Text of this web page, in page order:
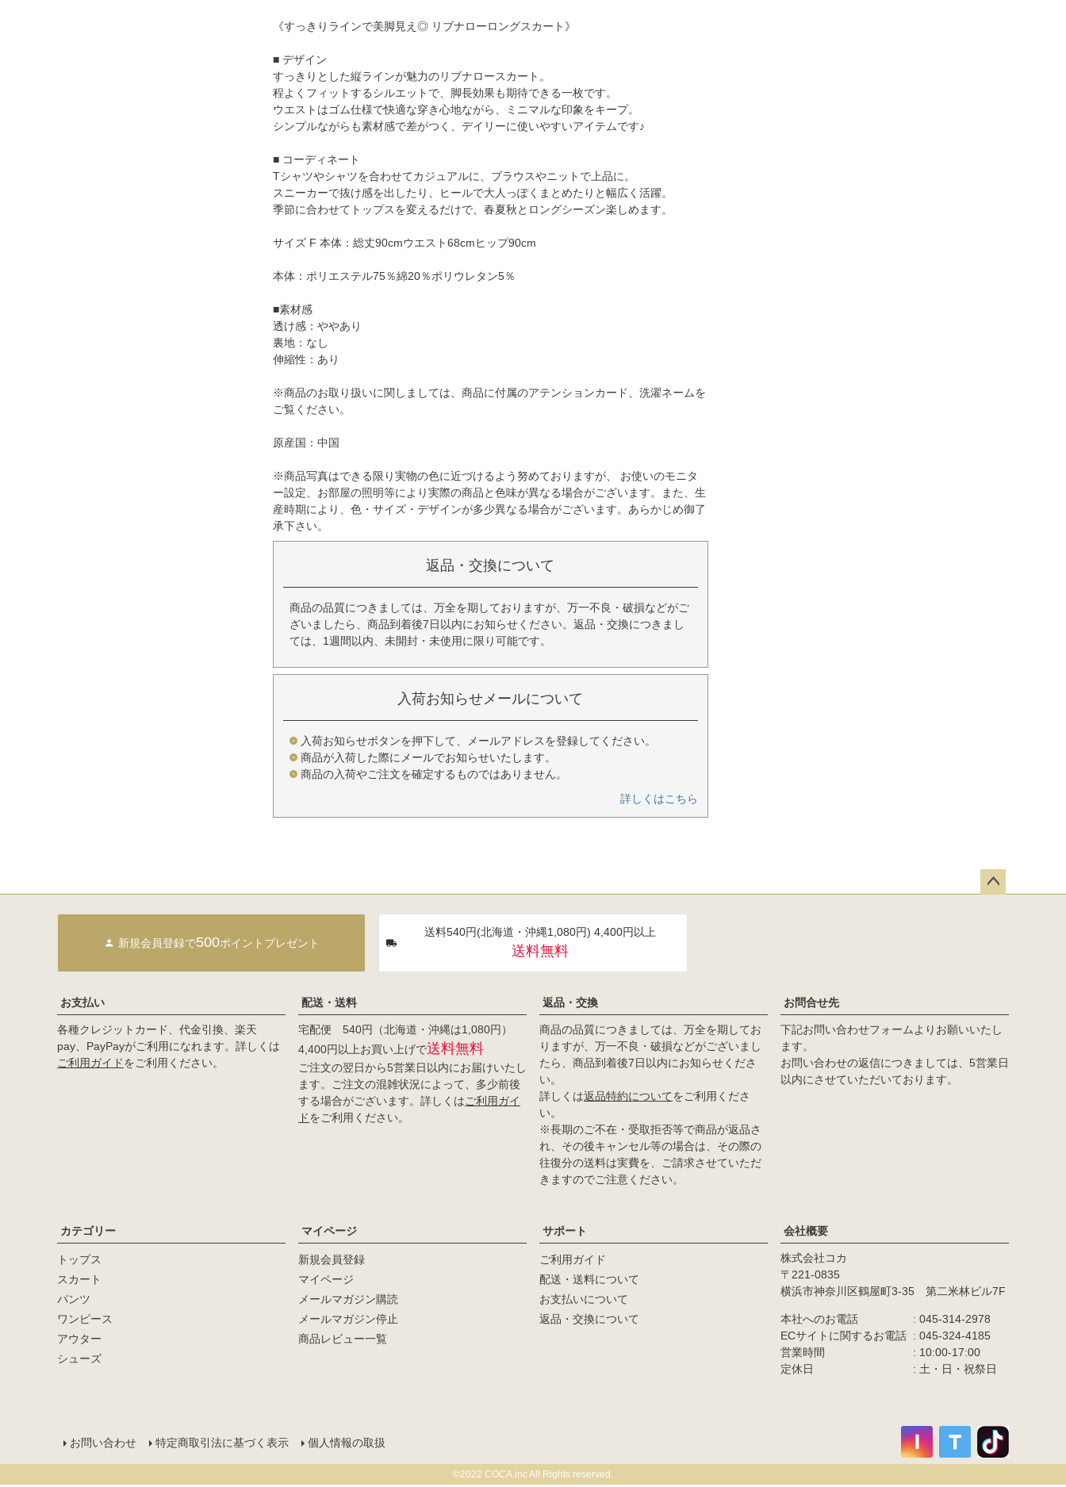
《すっきりラインで美脚見え◎ リブナローロングスカート》
■ デザイン
すっきりとした縦ラインが魅力のリブナロースカート。
程よくフィットするシルエットで、脚長効果も期待できる一枚です。
ウエストはゴム仕様で快適な穿き心地ながら、ミニマルな印象をキープ。
シンプルながらも素材感で差がつく、デイリーに使いやすいアイテムです♪
■ コーディネート
Tシャツやシャツを合わせてカジュアルに、ブラウスやニットで上品に。
スニーカーで抜け感を出したり、ヒールで大人っぽくまとめたりと幅広く活躍。
季節に合わせてトップスを変えるだけで、春夏秋とロングシーズン楽しめます。
サイズ F 本体：総丈90cmウエスト68cmヒップ90cm
本体：ポリエステル75％綿20％ポリウレタン5％
■素材感
透け感：ややあり
裏地：なし
伸縮性：あり
※商品のお取り扱いに関しましては、商品に付属のアテンションカード、洗濯ネームを
ご覧ください。
原産国：中国
※商品写真はできる限り実物の色に近づけるよう努めておりますが、 お使いのモニタ
ー設定、お部屋の照明等により実際の商品と色味が異なる場合がございます。また、生
産時期により、色・サイズ・デザインが多少異なる場合がございます。あらかじめ御了
承下さい。
返品・交換について
商品の品質につきましては、万全を期しておりますが、万一不良・破損などがご
ざいましたら、商品到着後7日以内にお知らせください。返品・交換につきまし
ては、1週間以内、未開封・未使用に限り可能です。
入荷お知らせメールについて
入荷お知らせボタンを押下して、メールアドレスを登録してください。
商品が入荷した際にメールでお知らせいたします。
商品の入荷やご注文を確定するものではありません。
詳しくはこちら
新規会員登録で500ポイントプレゼント
送料540円(北海道・沖縄1,080円) 4,400円以上
送料無料
お支払い
各種クレジットカード、代金引換、楽天
pay、PayPayがご利用になれます。詳しくは
ご利用ガイドをご利用ください。
配送・送料
宅配便 540円（北海道・沖縄は1,080円）
4,400円以上お買い上げで送料無料
ご注文の翌日から5営業日以内にお届けいたし
ます。ご注文の混雑状況によって、多少前後
する場合がございます。詳しくはご利用ガイ
ドをご利用ください。
返品・交換
商品の品質につきましては、万全を期してお
りますが、万一不良・破損などがございまし
たら、商品到着後7日以内にお知らせくださ
い。
詳しくは返品特約についてをご利用くださ
い。
※長期のご不在・受取拒否等で商品が返品さ
れ、その後キャンセル等の場合は、その際の
往復分の送料は実費を、ご請求させていただ
きますのでご注意ください。
お問合せ先
下記お問い合わせフォームよりお願いいたし
ます。
お問い合わせの返信につきましては、5営業日
以内にさせていただいております。
カテゴリー
トップス
スカート
パンツ
ワンピース
アウター
シューズ
マイページ
新規会員登録
マイページ
メールマガジン購読
メールマガジン停止
商品レビュー一覧
サポート
ご利用ガイド
配送・送料について
お支払いについて
返品・交換について
会社概要
株式会社コカ
221-0835
横浜市神奈川区鶴屋町3-35 第二米林ビル7F
本社へのお電話
045-314-2978
ECサイトに関するお電話
045-324-4185
営業時間
10:00-17:00
定休日
土・日・祝祭日
お問い合わせ 特定商取引法に基づく表示 個人情報の取扱
©2022 COCA.inc All Rights reserved.
カラー
商品番号/JANコード
並び順
価格が高い順 優先度順 キーワードヒット順
検索